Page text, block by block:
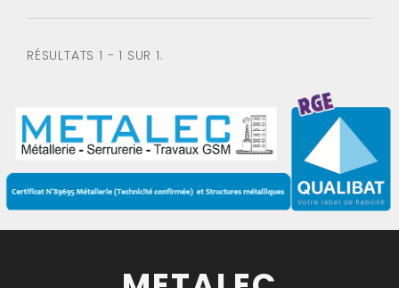
RÉSULTATS 1 - 1 SUR 1.